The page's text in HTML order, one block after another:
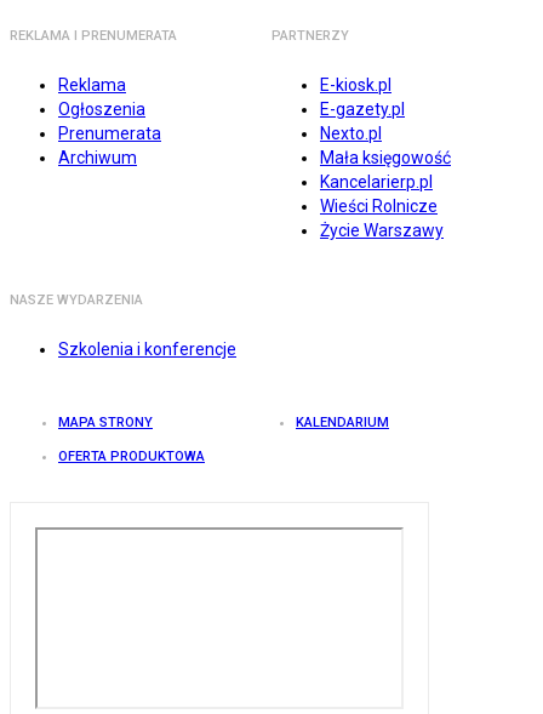
REKLAMA I PRENUMERATA
Reklama
Ogłoszenia
Prenumerata
Archiwum
PARTNERZY
E-kiosk.pl
E-gazety.pl
Nexto.pl
Mała księgowość
Kancelarierp.pl
Wieści Rolnicze
Życie Warszawy
NASZE WYDARZENIA
Szkolenia i konferencje
MAPA STRONY KALENDARIUM
OFERTA PRODUKTOWA